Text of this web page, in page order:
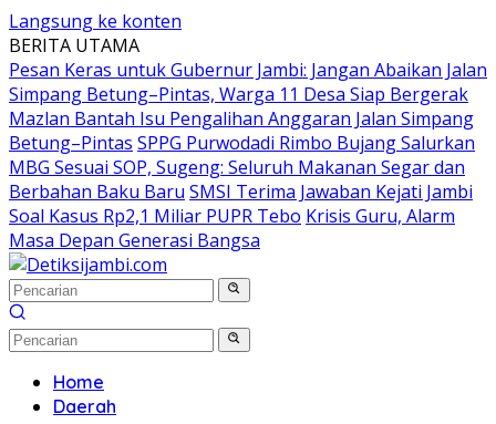
Langsung ke konten
BERITA UTAMA
Pesan Keras untuk Gubernur Jambi: Jangan Abaikan Jalan
Simpang Betung–Pintas, Warga 11 Desa Siap Bergerak
Mazlan Bantah Isu Pengalihan Anggaran Jalan Simpang
Betung–Pintas SPPG Purwodadi Rimbo Bujang Salurkan
MBG Sesuai SOP, Sugeng: Seluruh Makanan Segar dan
Berbahan Baku Baru SMSI Terima Jawaban Kejati Jambi
Soal Kasus Rp2,1 Miliar PUPR Tebo Krisis Guru, Alarm
Masa Depan Generasi Bangsa
Home
Daerah